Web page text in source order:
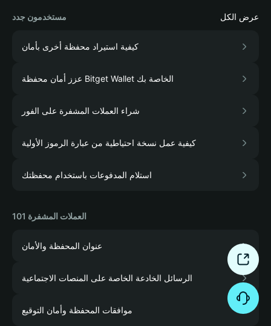
Español
Español (Argentina)
مستخدمون جدد عرض الكل
كيفية استيراد محفظة أخرى بأمان
عزز أمان محفظة Bitget Wallet الخاصة بك
شراء العملات المشفرة على الفور
كيفية عمل نسخة احتياطية من عبارة الرموز الأولية
استلام المدفوعات باستخدام محفظتك
العملات المشفرة 101
عنوان المحفظة والأمان
الرسائل الخادعة الخاصة على المنصات الاجتماعية
موافقات المحفظة وأمان التوقيع